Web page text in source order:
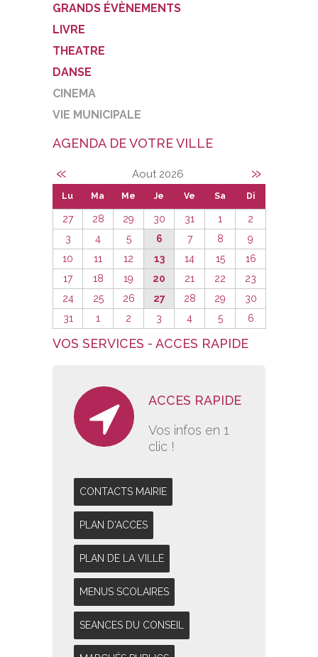
GRANDS ÉVÈNEMENTS
LIVRE
THEATRE
DANSE
CINEMA
VIE MUNICIPALE
AGENDA DE VOTRE VILLE
« Aout 2026 »
Lu Ma Me Je Ve Sa Di
27 28 29 30 31 1
2
3
4 5 6 7 8
9
10
11 12 13 14 15
16
17
18 19 20 21 22
23
24
25 26 27 28 29
30
31
1 2 3 4 5 6
VOS SERVICES - ACCES RAPIDE
ACCES RAPIDE
Vos infos en 1
clic !
CONTACTS MAIRIE
PLAN D'ACCES
PLAN DE LA VILLE
MENUS SCOLAIRES
SEANCES DU CONSEIL